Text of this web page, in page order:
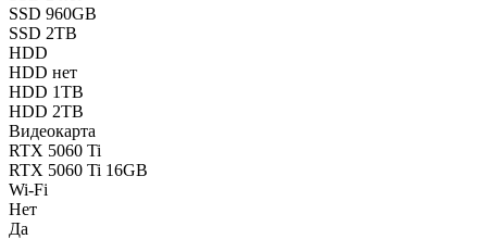
SSD 960GB
SSD 2TB
HDD
HDD нет
HDD 1TB
HDD 2TB
Видеокарта
RTX 5060 Ti
RTX 5060 Ti 16GB
Wi-Fi
Нет
Да